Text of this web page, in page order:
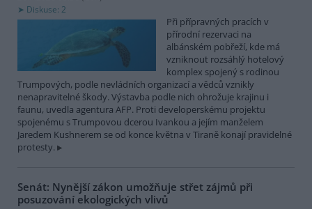
Diskuse: 2
Při přípravných pracích v
přírodní rezervaci na
albánském pobřeží, kde má
vzniknout rozsáhlý hotelový
komplex spojený s rodinou
Trumpových, podle nevládních organizací a vědců vznikly
nenapravitelné škody. Výstavba podle nich ohrožuje krajinu i
faunu, uvedla agentura AFP. Proti developerskému projektu
spojenému s Trumpovou dcerou Ivankou a jejím manželem
Jaredem Kushnerem se od konce května v Tiraně konají pravidelné
protesty.
Senát: Nynější zákon umožňuje střet zájmů při
posuzování ekologických vlivů